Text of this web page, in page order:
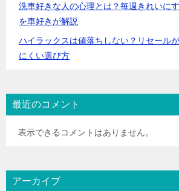
洗車好きな人の心理とは？毎週きれいに
を車好きが解説
ハイラックスは値落ちしない？リセール
にくい選び方
最近のコメント
表示できるコメントはありません。
アーカイブ